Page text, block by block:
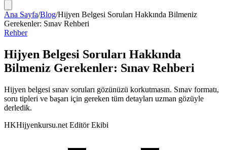
Ana Sayfa/Blog/Hijyen Belgesi Soruları Hakkında Bilmeniz
Gerekenler: Sınav Rehberi
Rehber
Hijyen Belgesi Soruları Hakkında
Bilmeniz Gerekenler: Sınav Rehberi
Hijyen belgesi sınav soruları gözünüzü korkutmasın. Sınav formatı,
soru tipleri ve başarı için gereken tüm detayları uzman gözüyle
derledik.
HKHijyenkursu.net Editör Ekibi